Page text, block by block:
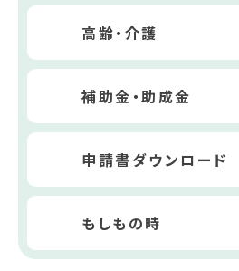
高齢・介護
補助金・助成金
申請書ダウンロード
もしもの時